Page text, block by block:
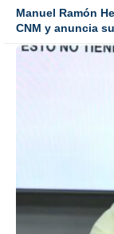
Manuel Ramón
CNM y anuncia